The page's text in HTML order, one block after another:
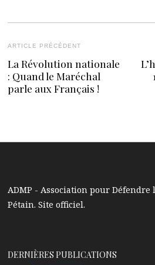
Navigation
de
l’article
ARTICLE PRÉCÉDENT
Previous
post:
La Révolution nationale
: Quand le Maréchal
parle aux Français !
ADMP - Association pour
Pétain. Site officiel.
DERNIÈRES PUBLICATIONS